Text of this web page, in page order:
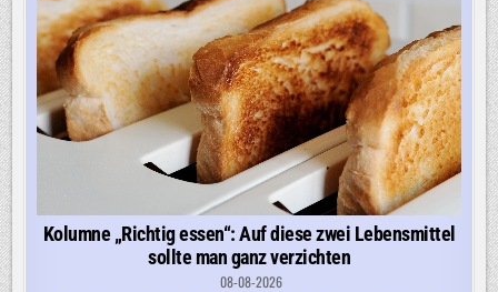
Kolumne „Richtig essen“: Auf diese zwei Lebensmittel
sollte man ganz verzichten
08-08-2026